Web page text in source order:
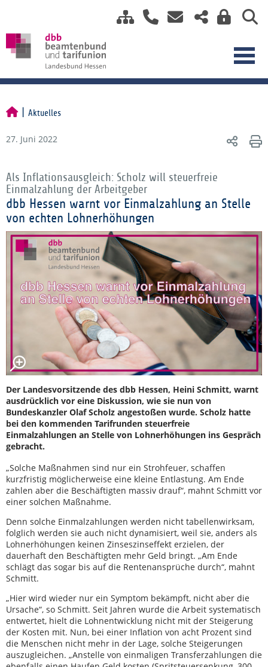
Aktuelles
27. Juni 2022
Als Inflationsausgleich: Scholz will steuerfreie
Einmalzahlung der Arbeitgeber
dbb Hessen warnt vor Einmalzahlung an Stelle
von echten Lohnerhöhungen
Der Landesvorsitzende des dbb Hessen, Heini Schmitt, warnt
ausdrücklich vor eine Diskussion, wie sie nun von
Bundeskanzler Olaf Scholz angestoßen wurde. Scholz hatte
bei den kommenden Tarifrunden steuerfreie
Einmalzahlungen an Stelle von Lohnerhöhungen ins Gespräch
gebracht.
„Solche Maßnahmen sind nur ein Strohfeuer, schaffen
kurzfristig möglicherweise eine kleine Entlastung. Am Ende
zahlen aber die Beschäftigten massiv drauf“, mahnt Schmitt vor
einer solchen Maßnahme.
Denn solche Einmalzahlungen werden nicht tabellenwirksam,
folglich werden sie auch nicht dynamisiert, weil sie, anders als
Lohnerhöhungen keinen Zinseszinseffekt erzielen, der
dauerhaft den Beschäftigten mehr Geld bringt. „Am Ende
schlägt das sogar bis auf die Rentenansprüche durch“, mahnt
Schmitt.
„Hier wird wieder nur ein Symptom bekämpft, nicht aber die
Ursache“, so Schmitt. Seit Jahren wurde die Arbeit systematisch
entwertet, hielt die Lohnentwicklung nicht mit der Steigerung
der Kosten mit. Nun, bei einer Inflation von acht Prozent sind
die Menschen nicht mehr in der Lage, solche Steigerungen
auszugleichen. „Anstelle von einmaligen Transferzahlungen die